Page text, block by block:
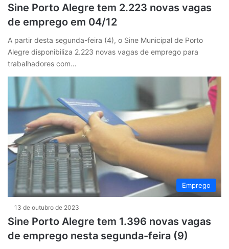
Sine Porto Alegre tem 2.223 novas vagas
de emprego em 04/12
A partir desta segunda-feira (4), o Sine Municipal de Porto
Alegre disponibiliza 2.223 novas vagas de emprego para
trabalhadores com…
Emprego
13 de outubro de 2023
Sine Porto Alegre tem 1.396 novas vagas
de emprego nesta segunda-feira (9)